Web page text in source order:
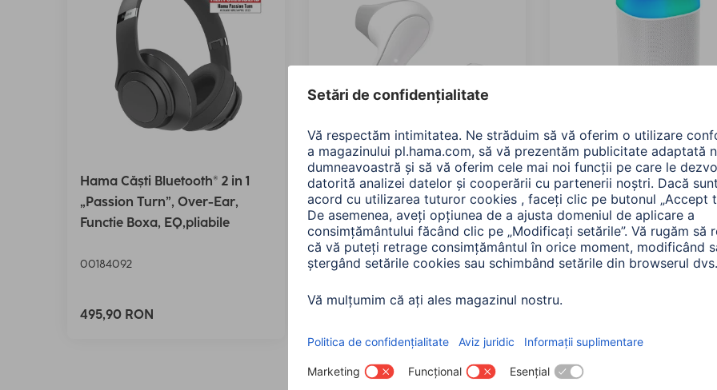
Hama Căști Bluetooth® 2 in 1
„Passion Turn”, Over-Ear,
Functie Boxa, EQ,pliabile
00184092
495,90 RON
Hama Căști Bluetooth®
„Freedom Light”, True Wireless,
control vocal, alb
00184068
Hama Boxa Bluetooth
2.0, LED, protectie
30W, alb
00188229